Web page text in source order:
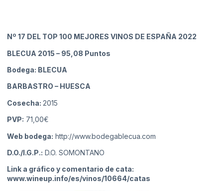
Nº 17 DEL TOP 100 MEJORES VINOS DE ESPAÑA 2022
BLECUA 2015 – 95,08 Puntos
Bodega: BLECUA
BARBASTRO – HUESCA
Cosecha: 2015
PVP: 71,00€
Web bodega: http://www.bodegablecua.com
D.O./I.G.P.: D.O. SOMONTANO
Link a gráfico y comentario de cata:
www.wineup.info/es/vinos/10664/catas